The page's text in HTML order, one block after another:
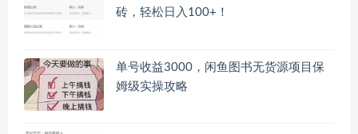
砖，轻松日入100+！
单号收益3000，闲鱼图书无货源项目保
姆级实操攻略